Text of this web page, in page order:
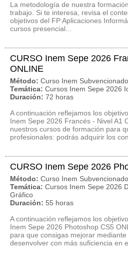
La metodología de nuestra
trabajo. Si te interesa, revisa el
objetivos del FP Aplicaciones
cursos presencial...
CURSO Inem Sepe 2026
ONLINE
Método: Curso Inem
Temática: Cursos Inem Sepe 2026
Duración: 72 horas
A continuación reflejamos los
Inem Sepe 2026 Francés - Nivel A1
nuestros cursos de formación para
profesionales: podrás adquirir los
CURSO Inem Sepe 2026
Método: Curso Inem
Temática: Cursos Inem Sepe 2026
Gráfico
Duración: 55 horas
A continuación reflejamos los
Inem Sepe 2026 Photoshop CS5
para que consigas mejorar
desenvolver con más suficiencia en